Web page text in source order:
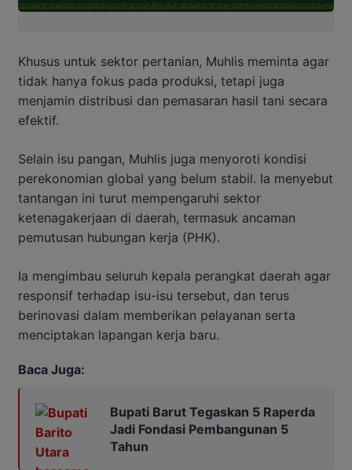
Khusus untuk sektor pertanian, Muhlis meminta agar
tidak hanya fokus pada produksi, tetapi juga
menjamin distribusi dan pemasaran hasil tani secara
efektif.
Selain isu pangan, Muhlis juga menyoroti kondisi
perekonomian global yang belum stabil. Ia menyebut
tantangan ini turut mempengaruhi sektor
ketenagakerjaan di daerah, termasuk ancaman
pemutusan hubungan kerja (PHK).
Ia mengimbau seluruh kepala perangkat daerah agar
responsif terhadap isu-isu tersebut, dan terus
berinovasi dalam memberikan pelayanan serta
menciptakan lapangan kerja baru.
Baca Juga:
Bupati Barut Tegaskan 5 Raperda
Jadi Fondasi Pembangunan 5
Tahun